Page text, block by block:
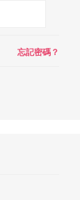
忘記密碼？